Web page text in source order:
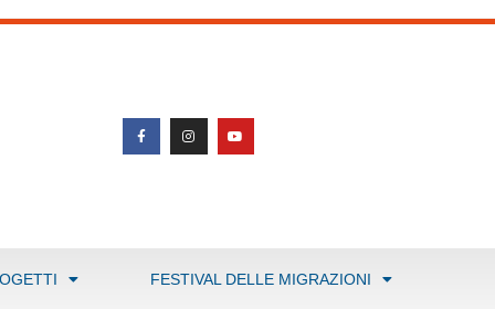
FESTIVAL DELLE MIGRAZIONI